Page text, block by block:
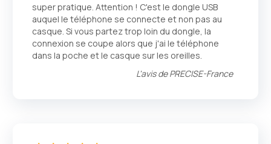
super pratique. Attention ! C'est le dongle USB
auquel le téléphone se connecte et non pas au
casque. Si vous partez trop loin du dongle, la
connexion se coupe alors que j'ai le téléphone
dans la poche et le casque sur les oreilles.
L'avis dePRECISE-France